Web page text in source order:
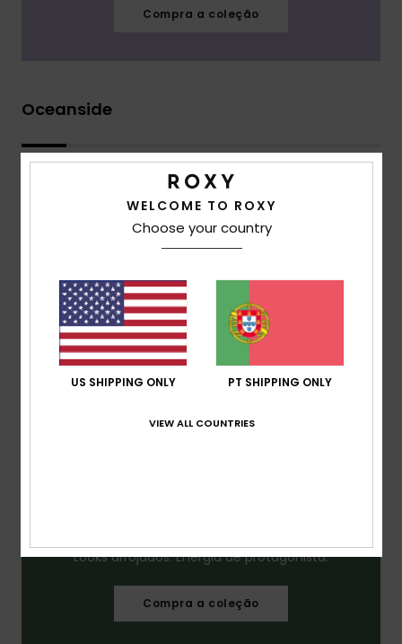
Compra a coleção
Oceanside
Looks arrojados. Energia de protagonista.​
Compra a coleção
WELCOME TO ROXY
Choose your country
US SHIPPING ONLY PT SHIPPING ONLY
VIEW ALL COUNTRIES